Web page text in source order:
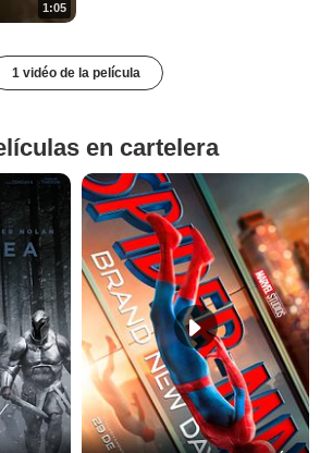
1:05
1 vidéo de la película
en cartelera